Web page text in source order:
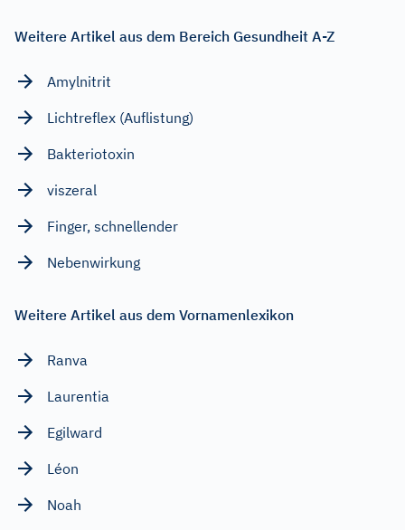
Weitere Artikel aus dem Bereich Gesundheit A-Z
Amylnitrit
Lichtreflex (Auflistung)
Bakteriotoxin
viszeral
Finger, schnellender
Nebenwirkung
Weitere Artikel aus dem Vornamenlexikon
Ranva
Laurentia
Egilward
Léon
Noah